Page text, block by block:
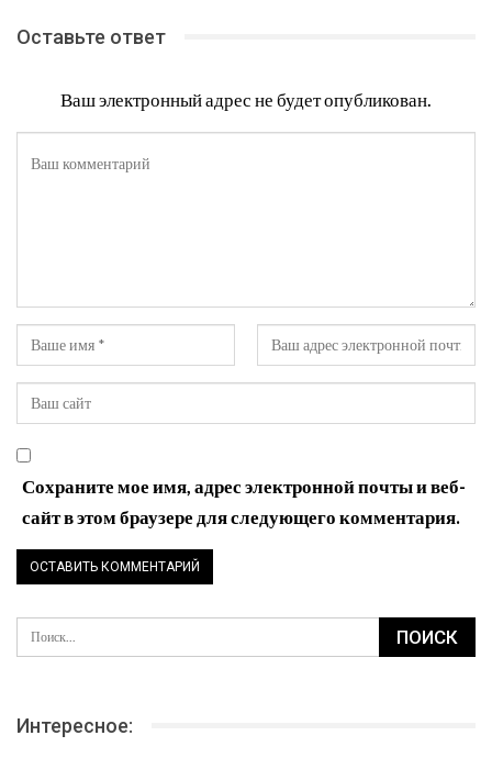
Оставьте ответ
Ваш электронный адрес не будет опубликован.
Сохраните мое имя, адрес электронной почты и веб-
сайт в этом браузере для следующего комментария.
Интересное: